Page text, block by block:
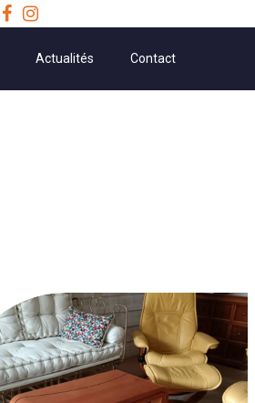
Actualités Contact